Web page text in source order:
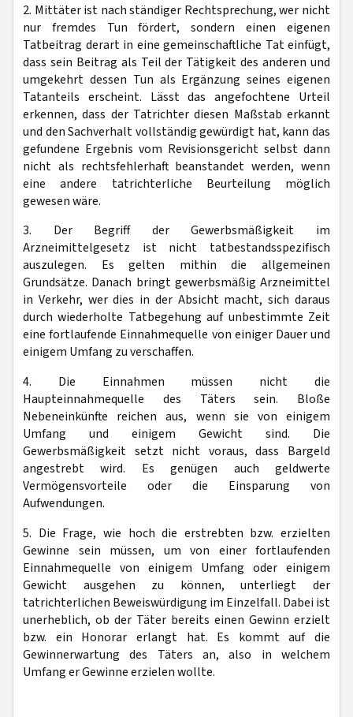
2. Mittäter ist nach ständiger Rechtsprechung, wer nicht
nur fremdes Tun fördert, sondern einen eigenen
Tatbeitrag derart in eine gemeinschaftliche Tat einfügt,
dass sein Beitrag als Teil der Tätigkeit des anderen und
umgekehrt dessen Tun als Ergänzung seines eigenen
Tatanteils erscheint. Lässt das angefochtene Urteil
erkennen, dass der Tatrichter diesen Maßstab erkannt
und den Sachverhalt vollständig gewürdigt hat, kann das
gefundene Ergebnis vom Revisionsgericht selbst dann
nicht als rechtsfehlerhaft beanstandet werden, wenn
eine andere tatrichterliche Beurteilung möglich
gewesen wäre.
3. Der Begriff der Gewerbsmäßigkeit im
Arzneimittelgesetz ist nicht tatbestandsspezifisch
auszulegen. Es gelten mithin die allgemeinen
Grundsätze. Danach bringt gewerbsmäßig Arzneimittel
in Verkehr, wer dies in der Absicht macht, sich daraus
durch wiederholte Tatbegehung auf unbestimmte Zeit
eine fortlaufende Einnahmequelle von einiger Dauer und
einigem Umfang zu verschaffen.
4. Die Einnahmen müssen nicht die
Haupteinnahmequelle des Täters sein. Bloße
Nebeneinkünfte reichen aus, wenn sie von einigem
Umfang und einigem Gewicht sind. Die
Gewerbsmäßigkeit setzt nicht voraus, dass Bargeld
angestrebt wird. Es genügen auch geldwerte
Vermögensvorteile oder die Einsparung von
Aufwendungen.
5. Die Frage, wie hoch die erstrebten bzw. erzielten
Gewinne sein müssen, um von einer fortlaufenden
Einnahmequelle von einigem Umfang oder einigem
Gewicht ausgehen zu können, unterliegt der
tatrichterlichen Beweiswürdigung im Einzelfall. Dabei ist
unerheblich, ob der Täter bereits einen Gewinn erzielt
bzw. ein Honorar erlangt hat. Es kommt auf die
Gewinnerwartung des Täters an, also in welchem
Umfang er Gewinne erzielen wollte.